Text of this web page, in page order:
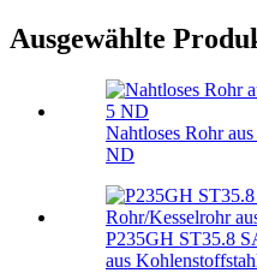
Ausgewählte
Nahtloses Rohr
ND
P235GH ST35.8
aus